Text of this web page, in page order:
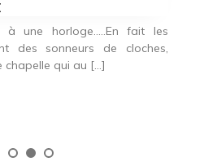
à une horloge…..En fait les
des sonneurs de cloches,
chapelle qui au […]